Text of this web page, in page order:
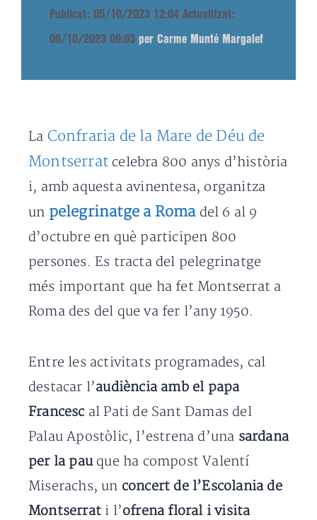
Publicat: 05/10/2023 12:04 Actualitzat:
06/10/2023 09:03 per Carme Munté Margalef
La Confraria de la Mare de Déu de
Montserrat celebra 800 anys d’història
i, amb aquesta avinentesa, organitza
un pelegrinatge a Romadel 6 al 9
d’octubre en què participen 800
persones. Es tracta del pelegrinatge
més important que ha fet Montserrat a
Roma des del que va fer l’any 1950.
Entre les activitats programades, cal
destacar l’audiència amb el papa
Francescal Pati de Sant Damas del
Palau Apostòlic, l’estrena d’una sardana
per la pauque ha compost Valentí
Miserachs, un concert de l’Escolania de
Montserrat i l’ofrena floral i visita